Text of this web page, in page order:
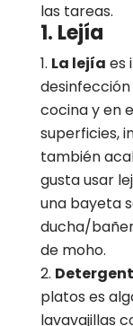
las tareas.
1. Lejía
La lejía es
cocina y en
superficies,
también
gusta usar
una bayeta
ducha/
de moho.
platos es
lavavajillas